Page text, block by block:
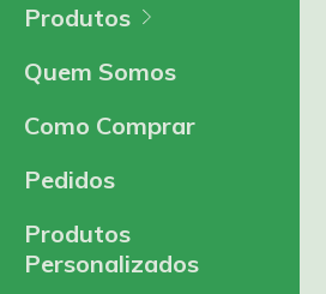
Produtos
Quem Somos
Como Comprar
Pedidos
Produtos
Personalizados